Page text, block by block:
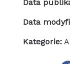
Data
Data
Kategorie: